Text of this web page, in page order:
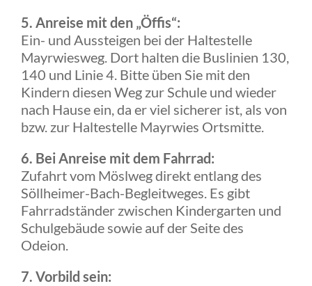
5. Anreise mit den „Öffis“:
Ein- und Aussteigen bei der Haltestelle
Mayrwiesweg. Dort halten die Buslinien 130,
140 und Linie 4. Bitte üben Sie mit den
Kindern diesen Weg zur Schule und wieder
nach Hause ein, da er viel sicherer ist, als von
bzw. zur Haltestelle Mayrwies Ortsmitte.
6. Bei Anreise mit dem Fahrrad:
Zufahrt vom Möslweg direkt entlang des
Söllheimer-Bach-Begleitweges. Es gibt
Fahrradständer zwischen Kindergarten und
Schulgebäude sowie auf der Seite des
Odeion.
7. Vorbild sein: